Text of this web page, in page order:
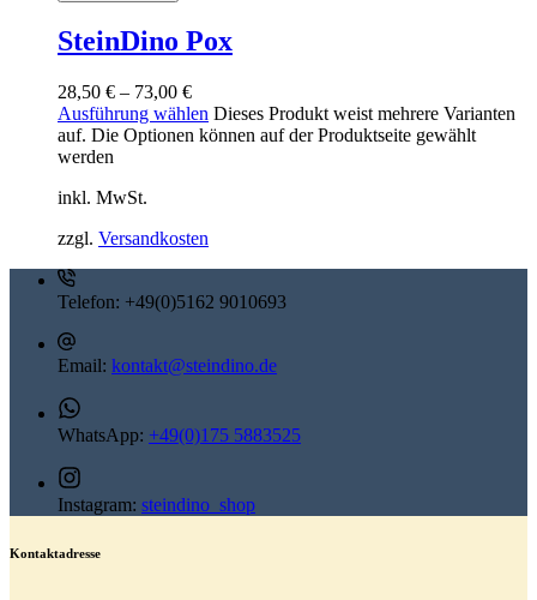
SteinDino Pox
28,50 € – 73,00 €
Ausführung wählen Dieses Produkt weist mehrere Varianten
auf. Die Optionen können auf der Produktseite gewählt
werden
inkl. MwSt.
zzgl. Versandkosten
Telefon: +49(0)5162 9010693
Email: kontakt@steindino.de
WhatsApp: +49(0)175 5883525
Instagram: steindino_shop
Kontaktadresse